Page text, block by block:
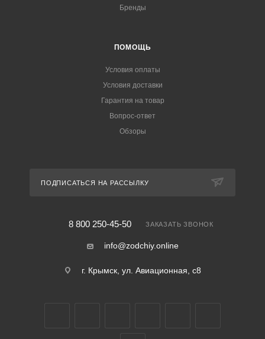
Бренды
ПОМОЩЬ
Условия оплаты
Условия доставки
Гарантия на товар
Вопрос-ответ
Обзоры
ПОДПИСАТЬСЯ НА РАССЫЛКУ
8 800 250-45-50 ЗАКАЗАТЬ ЗВОНОК
info@zodchiy.online
г. Крымск, ул. Авиационная, с8